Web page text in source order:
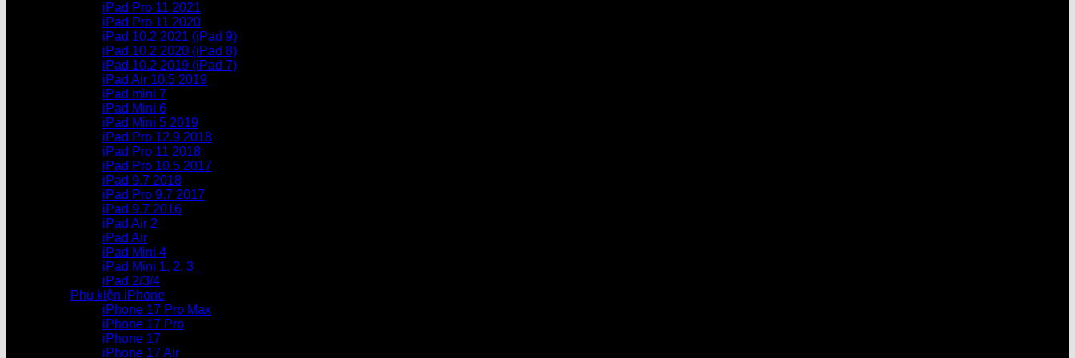
iPad Pro 11 2021
iPad Pro 11 2020
iPad 10.2 2021 (iPad 9)
iPad 10.2 2020 (iPad 8)
iPad 10.2 2019 (iPad 7)
iPad Air 10.5 2019
iPad mini 7
iPad Mini 6
iPad Mini 5 2019
iPad Pro 12.9 2018
iPad Pro 11 2018
iPad Pro 10.5 2017
iPad 9.7 2018
iPad Pro 9.7 2017
iPad 9.7 2016
iPad Air 2
iPad Air
iPad Mini 4
iPad Mini 1, 2, 3
iPad 2/3/4
Phụ kiện iPhone
iPhone 17 Pro Max
iPhone 17 Pro
iPhone 17
iPhone 17 Air